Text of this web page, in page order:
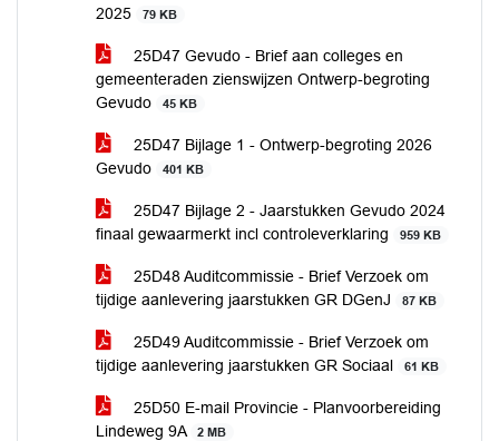
2025
79 KB
25D47 Gevudo - Brief aan colleges en
gemeenteraden zienswijzen Ontwerp-begroting
Gevudo
45 KB
25D47 Bijlage 1 - Ontwerp-begroting 2026
Gevudo
401 KB
25D47 Bijlage 2 - Jaarstukken Gevudo 2024
finaal gewaarmerkt incl controleverklaring
959 KB
25D48 Auditcommissie - Brief Verzoek om
tijdige aanlevering jaarstukken GR DGenJ
87 KB
25D49 Auditcommissie - Brief Verzoek om
tijdige aanlevering jaarstukken GR Sociaal
61 KB
25D50 E-mail Provincie - Planvoorbereiding
Lindeweg 9A
2 MB